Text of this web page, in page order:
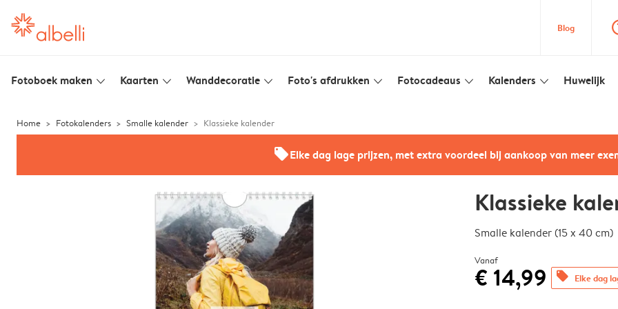
Blog
Fotoboek maken slim_arrow_down Kaarten slim_arrow_down Wanddecoratie slim_arrow_down Foto's afdrukken slim_arrow_down Fotocadeaus slim_arrow_down Kalenders slim_arrow_down Huwelijk
Home Fotokalenders Smalle kalender Klassieke kalender
offersElke dag lage prijzen, met extra voordeel bij aankoop van meer
Klassieke
Smalle kalender (15 x 40 cm)
Vanaf
€ 14,99 offers Elke dag